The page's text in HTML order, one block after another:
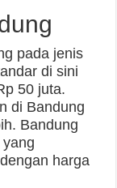
pada jenis
di sini
50 juta.
di Bandung
Bandung
harga